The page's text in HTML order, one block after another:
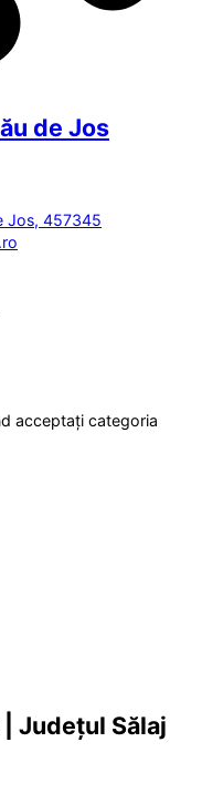
de Jos
Jos, 457345
acceptați categoria
Județul Sălaj